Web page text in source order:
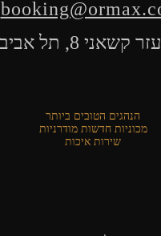
קשאני 8, תל אביב
הנהגים הטובים ביותר
מכוניות חדשות מודרניות
שירות איכות